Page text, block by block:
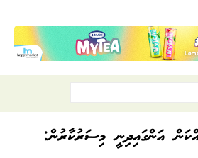
އަންގައިދިނީ މިސަރުކާރުން: